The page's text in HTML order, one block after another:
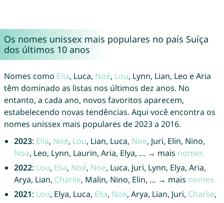
Os nomes unissex mais populares no país Suíça
dos últimos 10 anos
Nomes como Elia, Luca, Noé, Lou, Lynn, Lian, Leo e Aria
têm dominado as listas nos últimos dez anos. No
entanto, a cada ano, novos favoritos aparecem,
estabelecendo novas tendências. Aqui você encontra os
nomes unissex mais populares de 2023 a 2016.
2023: Elia, Noé, Lou, Lian, Luca, Noe, Juri, Elin, Nino,
Noa, Leo, Lynn, Laurin, Aria, Elya, … → mais nomes
2022: Lou, Elia, Noé, Noe, Luca, Juri, Lynn, Elya, Aria,
Arya, Lian, Charlie, Malin, Nino, Elin, … → mais nomes
2021: Lou, Elya, Luca, Elia, Noé, Arya, Lian, Juri, Charlie,